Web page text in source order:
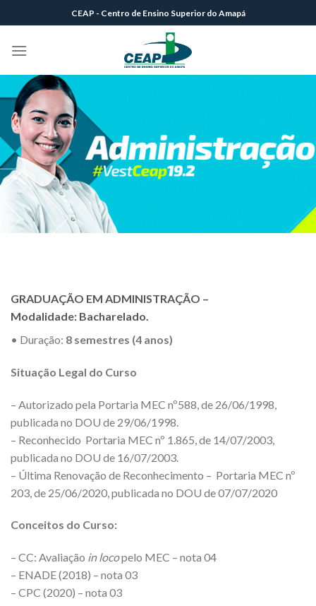
to
content
CEAP - Centro de Ensino Superior do Amapá
GRADUAÇÃO EM ADMINISTRAÇÃO –
Modalidade: Bacharelado.
• Duração: 8 semestres (4 anos)
Situação Legal do Curso
– Autorizado pela Portaria MEC nº588, de 26/06/1998,
publicada no DOU de 29/06/1998.
– Reconhecido Portaria MEC nº 1.865, de 14/07/2003,
publicada no DOU de 16/07/2003.
– Última Renovação de Reconhecimento – Portaria MEC nº
203, de 25/06/2020, publicada no DOU de 07/07/2020
Conceitos do Curso:
– CC: Avaliação in locopelo MEC – nota 04
– ENADE (2018) – nota 03
– CPC (2020) – nota 03